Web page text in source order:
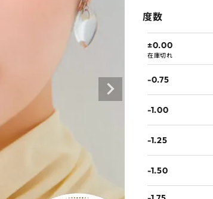
度数
±0.00
在庫切れ
-0.75
-1.00
-1.25
-1.50